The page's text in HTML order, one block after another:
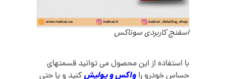
اسفنج کاربردی سوناکس
با استفاده از این محصول می توانید قسمتهای
حساس خودرو را واکس و پولیشکنید و یا حتی